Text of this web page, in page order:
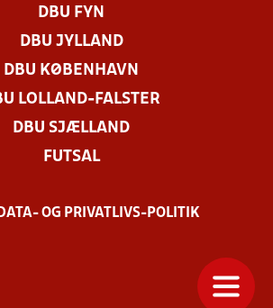
DBU FYN
DBU JYLLAND
DBU KØBENHAVN
LOLLAND-FALSTER
DBU SJÆLLAND
FUTSAL
OG PRIVATLIVS-POLITIK